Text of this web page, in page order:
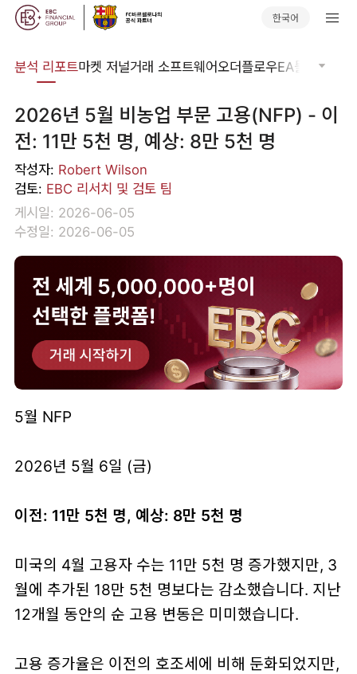
한국어
분석 리포트마켓 저널거래 소프트웨어오더플로우EA툴킷 트레
2026년 5월 비농업 부문 고용(NFP) - 이
전: 11만 5천 명, 예상: 8만 5천 명
작성자: Robert Wilson
검토: EBC 리서치 및 검토 팀
게시일: 2026-06-05
수정일: 2026-06-05
5월 NFP
2026년 5월 6일 (금)
이전: 11만 5천 명, 예상: 8만 5천 명
미국의 4월 고용자 수는 11만 5천 명 증가했지만, 3
월에 추가된 18만 5천 명보다는 감소했습니다. 지난
12개월 동안의 순 고용 변동은 미미했습니다.
고용 증가율은 이전의 호조세에 비해 둔화되었지만,